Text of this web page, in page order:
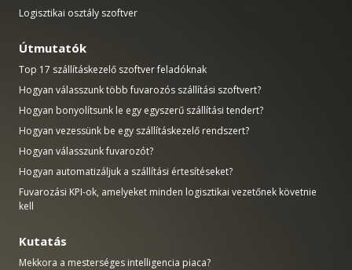
Logisztikai osztály szoftver
Útmutatók
Top 17 szállításkezelő szoftver feladóknak
Hogyan válasszunk több fuvarozós szállítási szoftvert?
Hogyan bonyolítsunk le egy egyszerű szállítási tendert?
Hogyan vezessünk be egy szállításkezelő rendszert?
Hogyan válasszunk fuvarozót?
Hogyan automatizáljuk a szállítási értesítéseket?
Fuvarozási KPI-ok, amelyeket minden logisztikai vezetőnek követnie
kell
Kutatás
Mekkora a mesterséges intelligencia piaca?